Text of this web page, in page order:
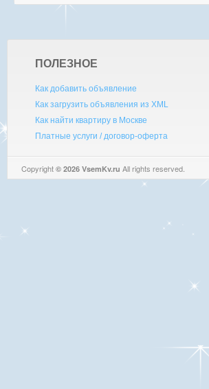
ПОЛЕЗНОЕ
Как добавить объявление
Как загрузить объявления из XML
Как найти квартиру в Москве
Платные услуги / договор-оферта
Copyright © 2026 VsemKv.ru All rights reserved.